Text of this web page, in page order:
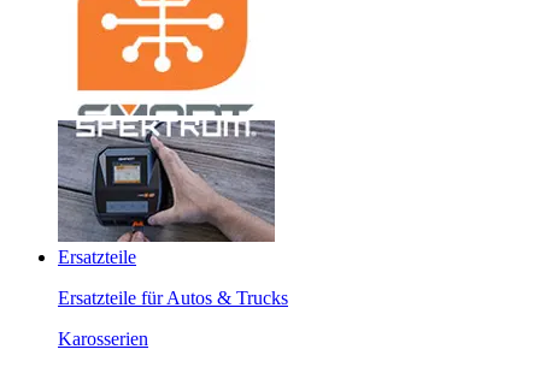
Ersatzteile
Ersatzteile für Autos & Trucks
Karosserien